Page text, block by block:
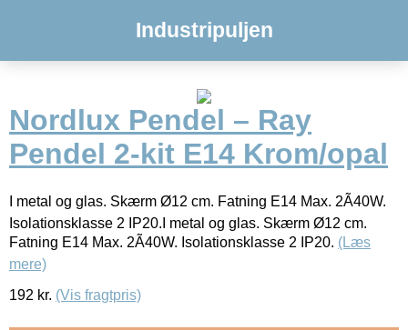
Industripuljen
Nordlux Pendel – Ray
Pendel 2-kit E14 Krom/opal
I metal og glas. Skærm Ø12 cm. Fatning E14 Max. 2Ã40W.
Isolationsklasse 2 IP20.I metal og glas. Skærm Ø12 cm.
Fatning E14 Max. 2Ã40W. Isolationsklasse 2 IP20. (Læs
mere)
192 kr. (Vis fragtpris)